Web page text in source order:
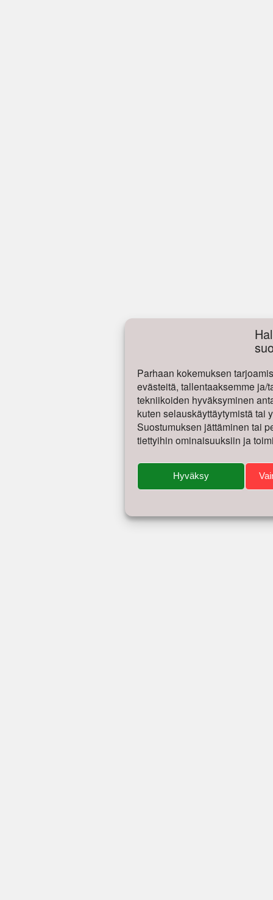
Parhaan kokemuksen
evästeitä, tallentaaksemme ja/
tekniikoiden hyväksyminen
kuten selauskäyttäytymistä tai
Suostumuksen jättäminen tai
tiettyihin ominaisuuksiin ja
Hyväksy